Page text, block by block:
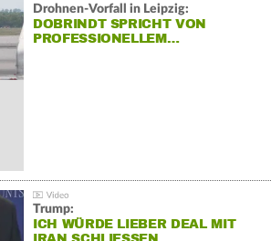
Drohnen-Vorfall in Leipzig:
DOBRINDT SPRICHT VON
PROFESSIONELLEM…
Trump:
ICH WÜRDE LIEBER DEAL MIT